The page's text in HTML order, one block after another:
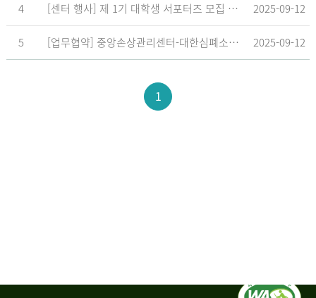
4 [센터 행사] 제 1기 대학생 서포터즈 모집 공고 2025-09-12
5 [업무협약] 중앙손상관리센터-대한심폐소생협회, 학교현장 CPR 교육 확대 위한 업무협약 체결 2025-09-12
1